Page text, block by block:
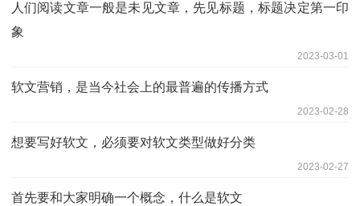
人们阅读文章一般是未见文章，先见标题，标题决定第一印
象
2023-03-01
软文营销，是当今社会上的最普遍的传播方式
2023-02-28
想要写好软文，必须要对软文类型做好分类
2023-02-27
首先要和大家明确一个概念，什么是软文